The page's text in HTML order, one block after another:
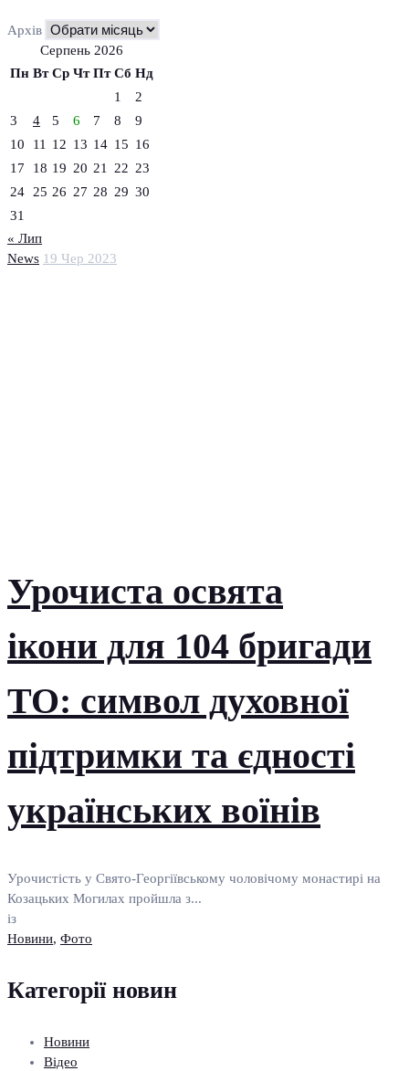
News 19 Чер 2023
Урочиста освята
ікони для 104 бригади
ТО: символ духовної
підтримки та єдності
українських воїнів
Урочистість у Свято-Георгіївському чоловічому монастирі на
Козацьких Могилах пройшла з...
із
Новини, Фото
Архів
Серпень 2026
Пн Вт Ср Чт Пт Сб Нд
1
2
3
4 5 6 7 8
9
10
11 12 13 14 15 16
17
18 19 20 21 22 23
24
25 26 27 28 29 30
31
« Лип
Категорії новин
Новини
Відео